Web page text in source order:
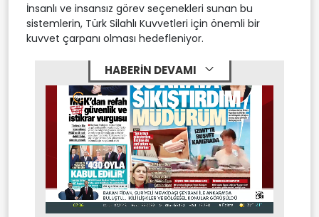
İnsanlı ve insansız görev seçenekleri sunan bu
sistemlerin, Türk Silahlı Kuvvetleri için önemli bir
kuvvet çarpanı olması hedefleniyor.
HABERİN DEVAMI
Mute Stream